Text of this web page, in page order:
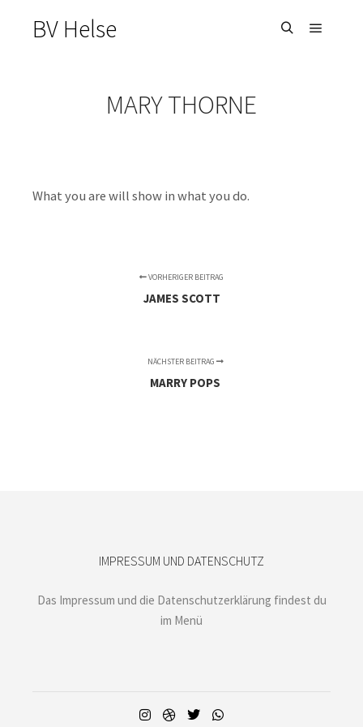
BV Helse
MARY THORNE
What you are will show in what you do.
VORHERIGER BEITRAG
JAMES SCOTT
NÄCHSTER BEITRAG
MARRY POPS
IMPRESSUM UND DATENSCHUTZ
Das Impressum und die Datenschutzerklärung findest du
im Menü